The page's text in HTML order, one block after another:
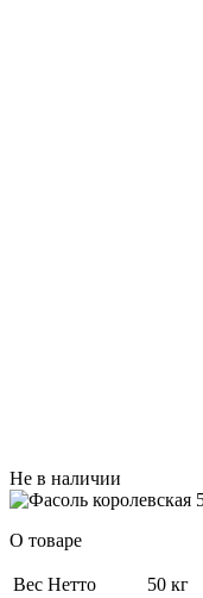
Не в наличии
О товаре
Вес Нетто
50 кг